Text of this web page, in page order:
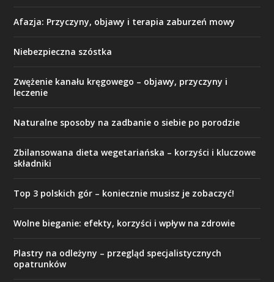
Afazja: Przyczyny, objawy i terapia zaburzeń mowy
Niebezpieczna szóstka
Zwężenie kanału kręgowego – objawy, przyczyny i
leczenie
Naturalne sposoby na zadbanie o siebie po porodzie
Zbilansowana dieta wegetariańska – korzyści i kluczowe
składniki
Top 3 polskich gór – koniecznie musisz je zobaczyć!
Wolne bieganie: efekty, korzyści i wpływ na zdrowie
Plastry na odleżyny – przegląd specjalistycznych
opatrunków